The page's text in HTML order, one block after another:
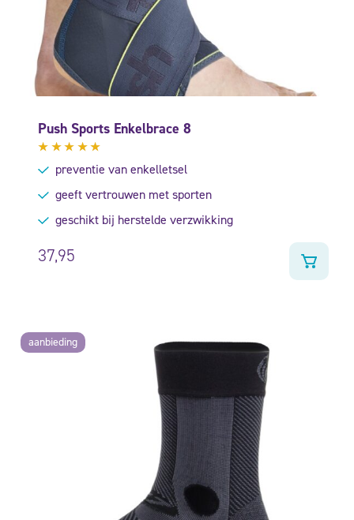
Push Sports Enkelbrace 8
Gewaardeerd
5.00uit
preventie van enkelletsel
geeft vertrouwen met sporten
geschikt bij herstelde verzwikking
37,95
aanbieding